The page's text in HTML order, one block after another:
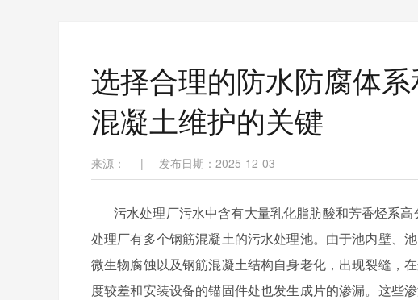
选择合理的防水防腐体
混凝土维护的关键
来源： | 发布日期：2025-12-03
污水处理厂污水中含有大量乳化脂肪酸和芳香烃系
处理厂有多个钢筋混凝土的污水处理池。由于池内壁、
微生物腐蚀以及钢筋混凝土结构自身老化，出现裂缝，
度较差和安装设备的锚固件处也发生成片的渗漏。这些